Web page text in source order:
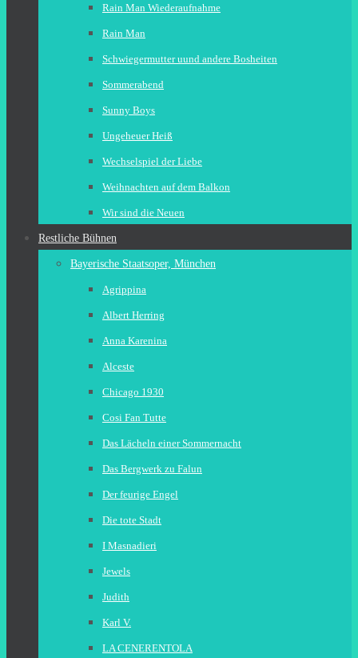
Rain Man Wiederaufnahme
Rain Man
Schwiegermutter uund andere Bosheiten
Sommerabend
Sunny Boys
Ungeheuer Heiß
Wechselspiel der Liebe
Weihnachten auf dem Balkon
Wir sind die Neuen
Restliche Bühnen
Bayerische Staatsoper, München
Agrippina
Albert Herring
Anna Karenina
Alceste
Chicago 1930
Cosi Fan Tutte
Das Lächeln einer Sommernacht
Das Bergwerk zu Falun
Der feurige Engel
Die tote Stadt
I Masnadieri
Jewels
Judith
Karl V.
LA CENERENTOLA